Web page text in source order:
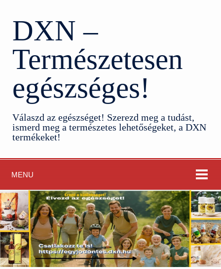
DXN –
Természetesen
egészséges!
Válaszd az egészséget! Szerezd meg a tudást,
ismerd meg a természetes lehetőségeket, a DXN
termékeket!
MENU